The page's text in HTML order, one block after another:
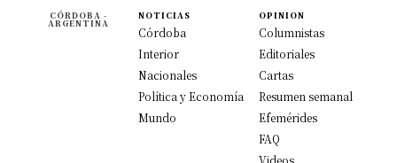
CÓRDOBA -
ARGENTINA
NOTICIAS
Córdoba
Interior
Nacionales
Política y Economía
Mundo
OPINION
Columnistas
Editoriales
Cartas
Resumen semanal
Efemérides
FAQ
Videos